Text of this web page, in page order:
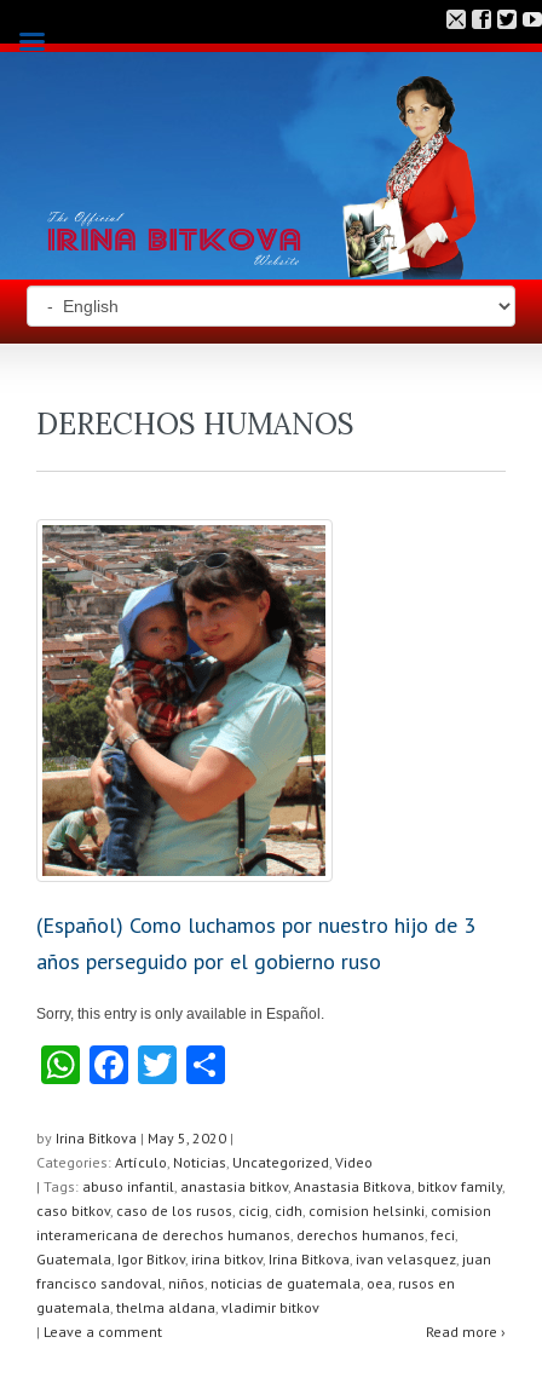
DERECHOS HUMANOS
(Español) Como luchamos por nuestro hijo de 3
años perseguido por el gobierno ruso
Sorry, this entry is only available in Español.
W
at
s
A
p
p
F
c
e
b
o
o
k
T
tt
er
ar
e
by Irina Bitkova | May 5, 2020 |
Categories: Artículo, Noticias, Uncategorized, Video
| Tags: abuso infantil, anastasia bitkov, Anastasia Bitkova, bitkov family,
caso bitkov, caso de los rusos, cicig, cidh, comision helsinki, comision
interamericana de derechos humanos, derechos humanos, feci,
Guatemala, Igor Bitkov, irina bitkov, Irina Bitkova, ivan velasquez, juan
francisco sandoval, niños, noticias de guatemala, oea, rusos en
guatemala, thelma aldana, vladimir bitkov
| Leave a comment Read more ›